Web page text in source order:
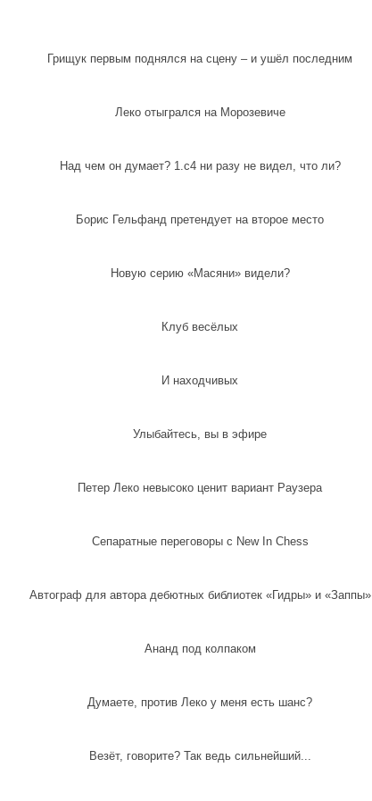
Грищук первым поднялся на сцену – и ушёл последним
Леко отыгрался на Морозевиче
Над чем он думает? 1.c4 ни разу не видел, что ли?
Борис Гельфанд претендует на второе место
Новую серию «Масяни» видели?
Клуб весёлых
И находчивых
Улыбайтесь, вы в эфире
Петер Леко невысоко ценит вариант Раузера
Сепаратные переговоры с New In Chess
Автограф для автора дебютных библиотек «Гидры» и «Заппы»
Ананд под колпаком
Думаете, против Леко у меня есть шанс?
Везёт, говорите? Так ведь сильнейший...